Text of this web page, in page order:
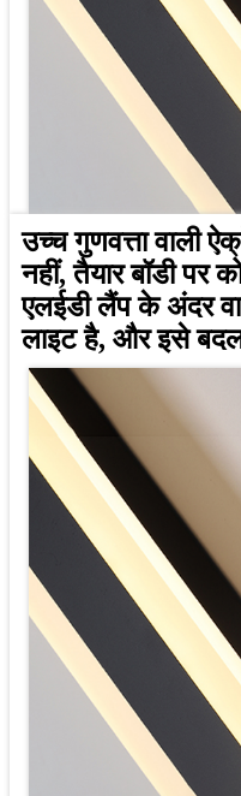
उच्च गुणवत्ता वाली
नहीं, तैयार बॉडी पर
एलईडी लैंप के अंदर
लाइट है, और इसे